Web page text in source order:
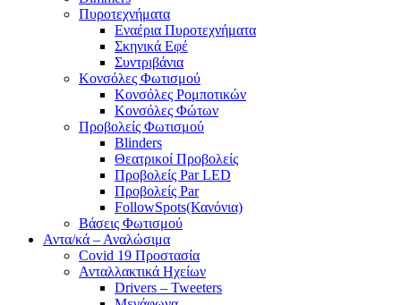
Πυροτεχνήματα
Εναέρια Πυροτεχνήματα
Σκηνικά Εφέ
Συντριβάνια
Κονσόλες Φωτισμού
Κονσόλες Ρομποτικών
Κονσόλες Φώτων
Προβολείς Φωτισμού
Blinders
Θεατρικοί Προβολείς
Προβολείς Par LED
Προβολείς Par
FollowSpots(Κανόνια)
Βάσεις Φωτισμού
Αντα/κά – Αναλώσιμα
Covid 19 Προστασία
Ανταλλακτικά Ηχείων
Drivers – Tweeters